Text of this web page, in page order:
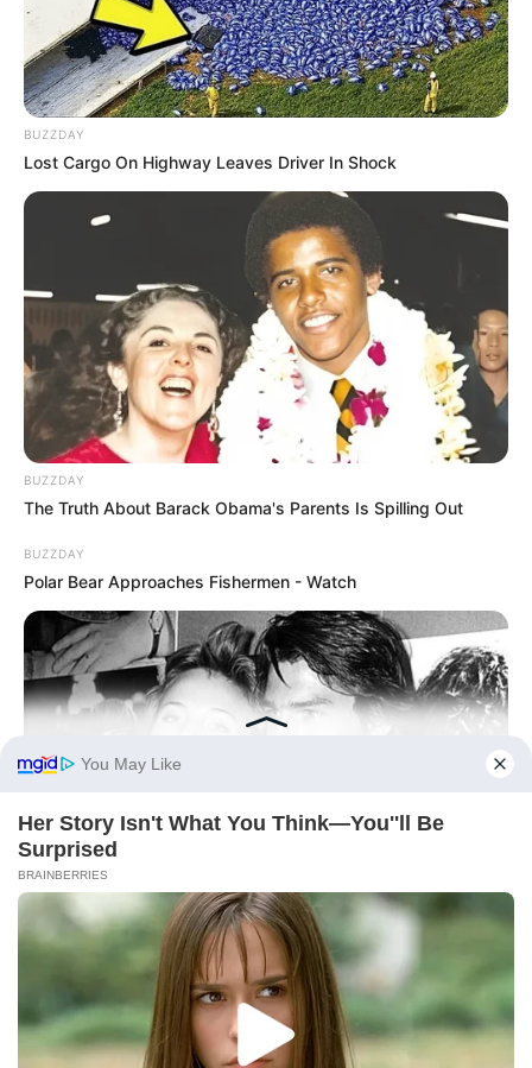
BUZZDAY
Lost Cargo On Highway Leaves Driver In Shock
BUZZDAY
The Truth About Barack Obama's Parents Is Spilling Out
BUZZDAY
Polar Bear Approaches Fishermen - Watch
Everybody Wanted To Date Her In The 80s & This Is Her
Recently
Eagle Catches Pet Bunny In Yard -Watch What The Neighbor
Did Next